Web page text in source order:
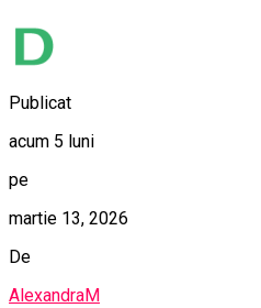
Publicat
acum 5 luni
pe
martie 13, 2026
De
AlexandraM